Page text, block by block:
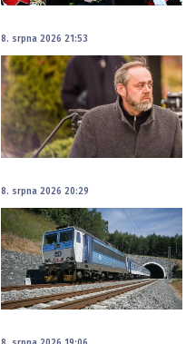
8. srpna 2026 21:53
8. srpna 2026 20:29